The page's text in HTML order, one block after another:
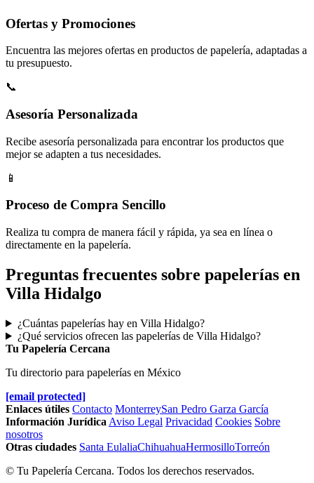
Ofertas y Promociones
Encuentra las mejores ofertas en productos de papelería, adaptadas a
tu presupuesto.
📞
Asesoría Personalizada
Recibe asesoría personalizada para encontrar los productos que
mejor se adapten a tus necesidades.
📱
Proceso de Compra Sencillo
Realiza tu compra de manera fácil y rápida, ya sea en línea o
directamente en la papelería.
Preguntas frecuentes sobre papelerías en
Villa Hidalgo
¿Cuántas papelerías hay en Villa Hidalgo?
¿Qué servicios ofrecen las papelerías de Villa Hidalgo?
Tu Papelería Cercana
Tu directorio para papelerías en México
[email protected]
Enlaces útiles Contacto MonterreySan Pedro Garza García
Información Jurídica Aviso Legal Privacidad Cookies Sobre
nosotros
Otras ciudades Santa EulaliaChihuahuaHermosilloTorreón
© Tu Papelería Cercana. Todos los derechos reservados.